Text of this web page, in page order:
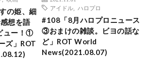
の姫、細
想を語
ュー！①
ズ」ROT
アイドル
ハロプロ
#108「8月ハロプロニュース
③おまけの雑談。ビヨの話な
ど」ROT World
News(2021.08.07)